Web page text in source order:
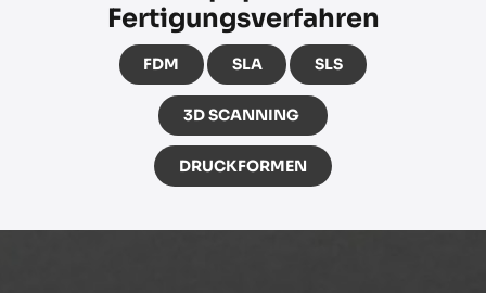
Fertigungsverfahren
FDM SLA SLS
3D SCANNING
DRUCKFORMEN